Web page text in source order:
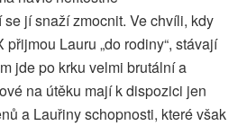
jí snaží zmocnit. Ve chvíli, kdy
Lauru „do rodiny“, stávají
jde po krku velmi brutální a
na útěku mají k dispozici jen
a Lauřiny schopnosti, které však